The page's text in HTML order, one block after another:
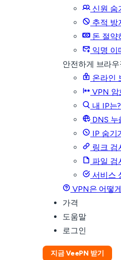
신원 숨
추적 방
돈 절약
익명 이
안전하게 브라
온라인
VPN 암
내 IP는?
DNS 누
IP 숨기
링크 검
파일 검
서비스
VPN은 어떻
가격
도움말
로그인
지금 VeePN 받기